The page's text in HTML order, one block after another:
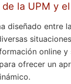
la UPM y
diseñado entre
online y
ofrecer un